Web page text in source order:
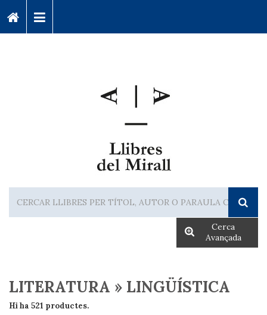
Cerca
Avançada
LITERATURA » LINGÜÍSTICA
Hi ha 521 productes.